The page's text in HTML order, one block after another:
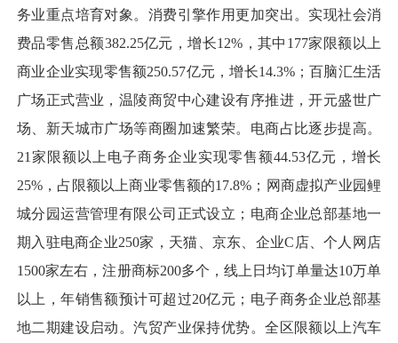
务业重点培育对象。消费引擎作用更加突出。实现社会消
费品零售总额382.25亿元，增长12%，其中177家限额以上
商业企业实现零售额250.57亿元，增长14.3%；百脑汇生活
广场正式营业，温陵商贸中心建设有序推进，开元盛世广
场、新天城市广场等商圈加速繁荣。电商占比逐步提高。
21家限额以上电子商务企业实现零售额44.53亿元，增长
25%，占限额以上商业零售额的17.8%；网商虚拟产业园鲤
城分园运营管理有限公司正式设立；电商企业总部基地一
期入驻电商企业250家，天猫、京东、企业C店、个人网店
1500家左右，注册商标200多个，线上日均订单量达10万单
以上，年销售额预计可超过20亿元；电子商务企业总部基
地二期建设启动。汽贸产业保持优势。全区限额以上汽车